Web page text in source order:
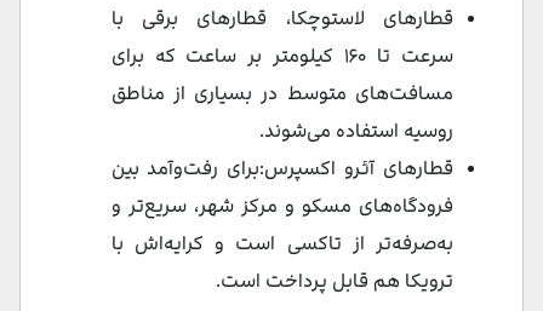
قطارهای لاستوچکا، قطارهای برقی با
سرعت تا ۱۶۰ کیلومتر بر ساعت که برای
مسافت‌های متوسط در بسیاری از مناطق
روسیه استفاده می‌شوند.
قطارهای آئرو اکسپرس:برای رفت‌وآمد بین
فرودگاه‌های مسکو و مرکز شهر، سریع‌تر و
به‌صرفه‌تر از تاکسی است و کرایه‌اش با
ترویکا هم قابل پرداخت است.